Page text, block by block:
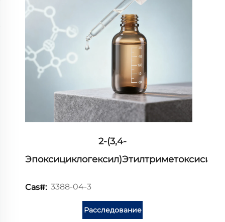
2-(3,4-
Cas#: 3388-04-3
Расследование